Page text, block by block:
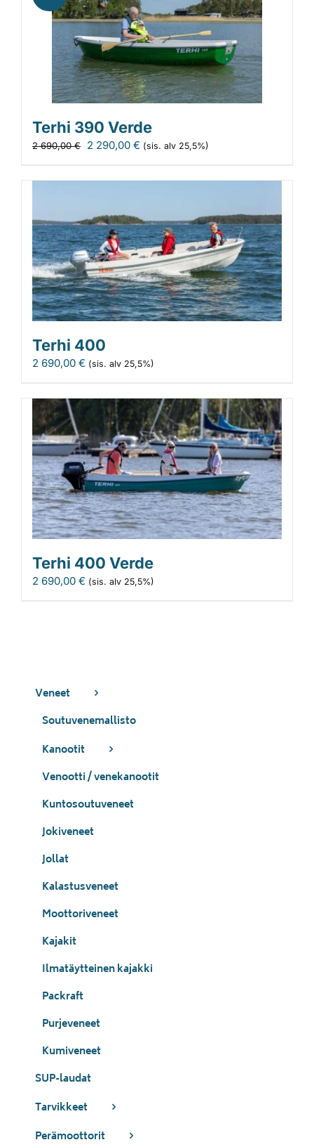
Terhi 390 Verde
2 690,00€
Alkuperäinen
oli:
690,00 €.
2 290,00 € Nykyinen
on:
(sis. alv 25,5%)
Terhi 400
2 690,00 € (sis. alv 25,5%)
Terhi 400 Verde
2 690,00 € (sis. alv 25,5%)
Veneet
Soutuvenemallisto
Kanootit
Venootti / venekanootit
Kuntosoutuveneet
Jokiveneet
Jollat
Kalastusveneet
Moottoriveneet
Kajakit
Ilmatäytteinen kajakki
Packraft
Purjeveneet
Kumiveneet
SUP-laudat
Tarvikkeet
Perämoottorit